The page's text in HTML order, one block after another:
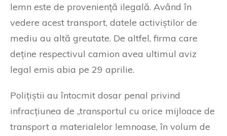
lemn este de proveniență ilegală. Având în
vedere acest transport, datele activiștilor de
mediu au altă greutate. De altfel, firma care
deține respectivul camion avea ultimul aviz
legal emis abia pe 29 aprilie.
Polițiștii au întocmit dosar penal privind
infracțiunea de „transportul cu orice mijloace de
transport a materialelor lemnoase, în volum de